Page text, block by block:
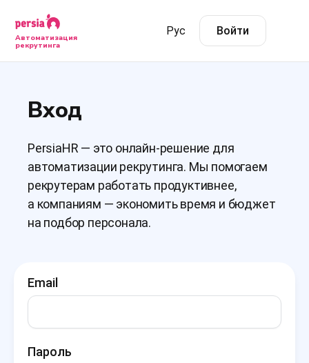
Автоматизация
рекрутинга
Рус Войти
Вход
PersiaHR — это онлайн-решение для
автоматизации рекрутинга. Мы помогаем
рекрутерам работать продуктивнее,
а компаниям — экономить время и бюджет
на подбор персонала.
Email
Пароль